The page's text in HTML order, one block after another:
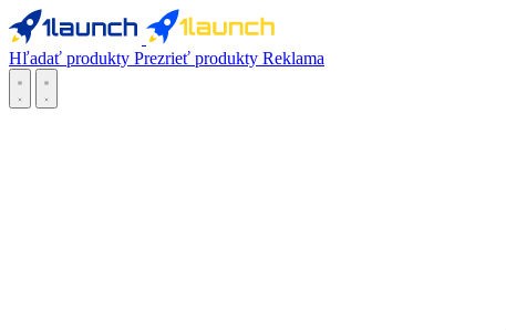
Hľadať produkty Prezrieť produkty Reklama